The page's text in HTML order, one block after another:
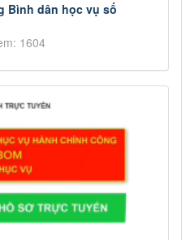
Bình dân học vụ số
1604